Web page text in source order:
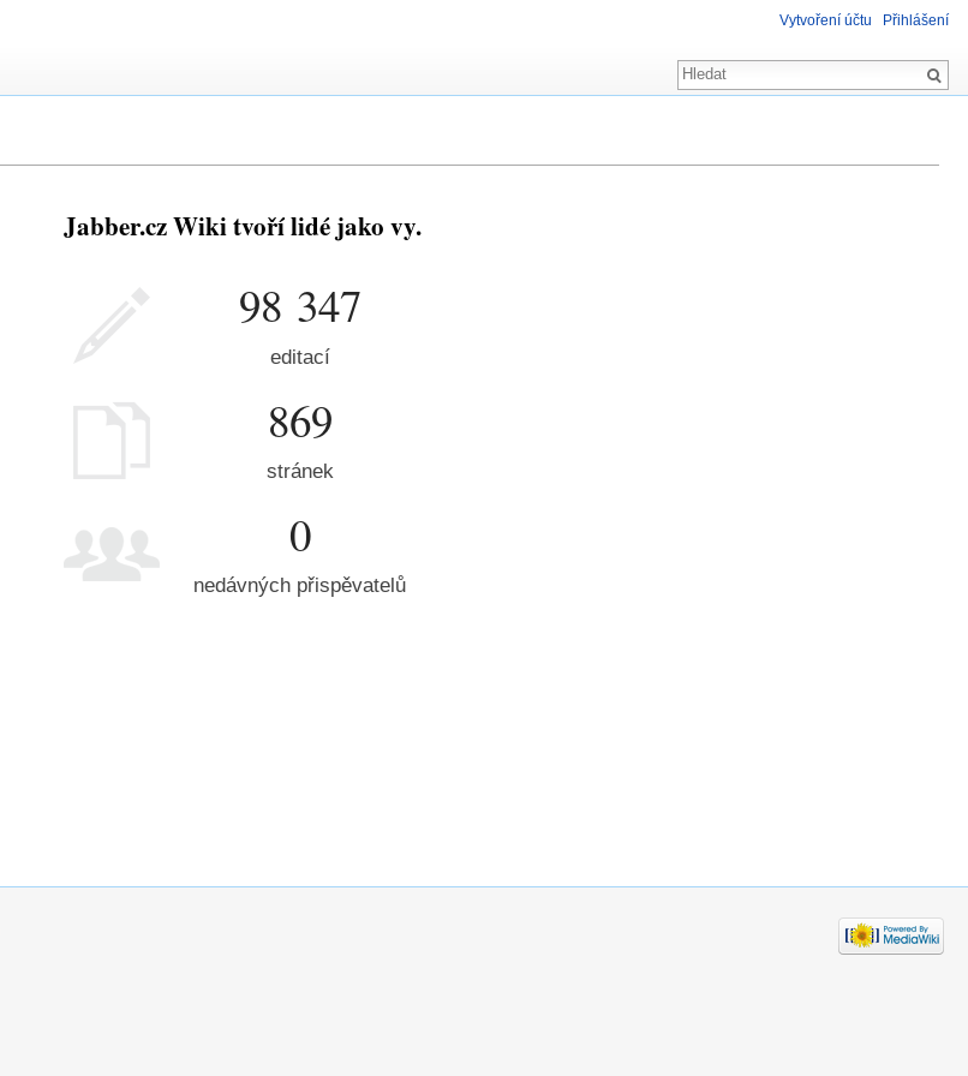
Jabber.cz Wiki tvoří lidé jako vy.
98 347
editací
869
stránek
0
nedávných přispěvatelů
Vytvoření účtu Přihlášení